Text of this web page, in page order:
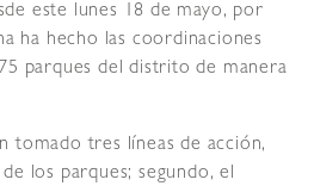
este lunes 18 de mayo, por
ha hecho las coordinaciones
parques del distrito de manera
tomado tres líneas de acción,
los parques; segundo, el